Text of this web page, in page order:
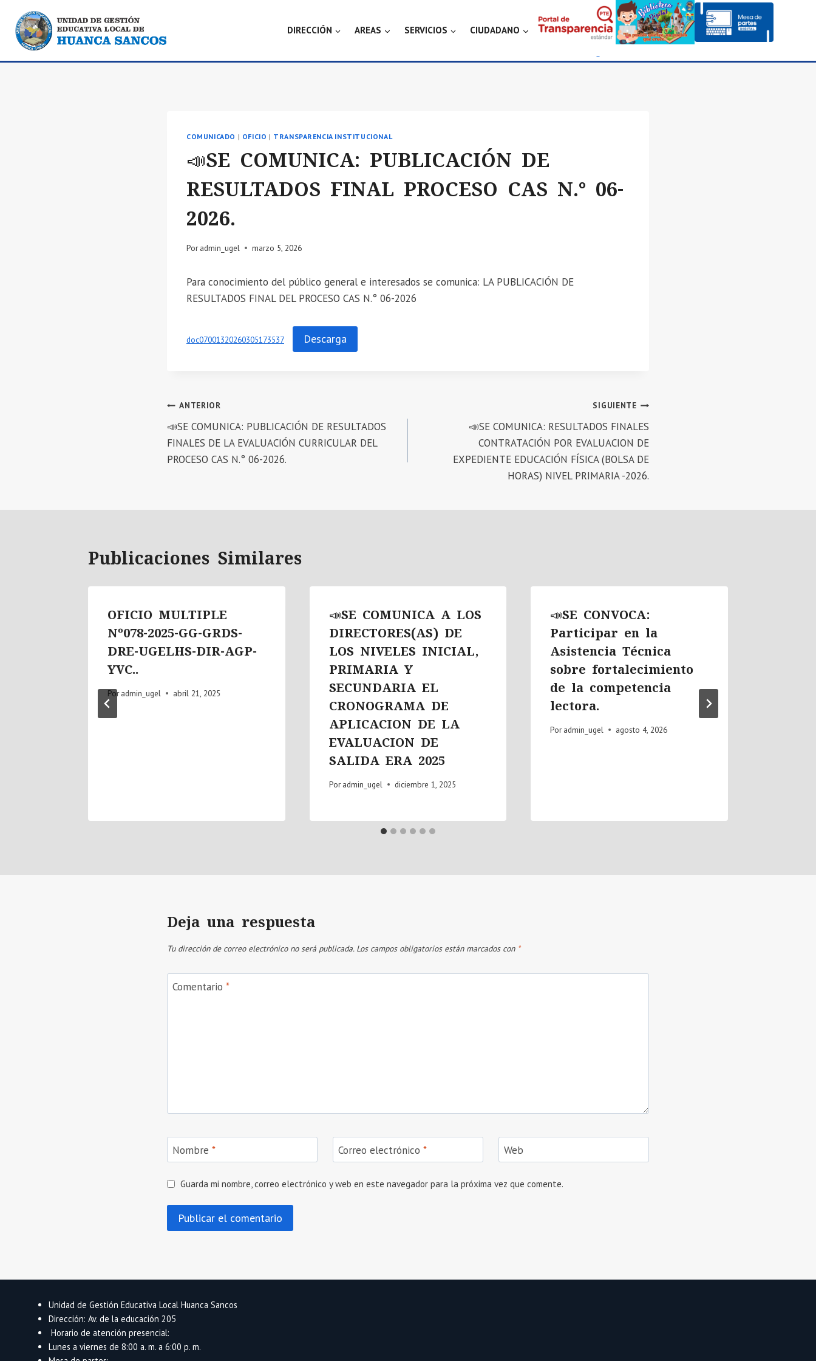
contenido
DIRECCIÓN AREAS SERVICIOS CIUDADANO
COMUNICADO | OFICIO | TRANSPARENCIA INSTITUCIONAL
📣SE COMUNICA: PUBLICACIÓN DE
RESULTADOS FINAL PROCESO CAS N.° 06-
2026.
Por admin_ugel marzo 5, 2026
Para conocimiento del público general e interesados se comunica: LA PUBLICACIÓN DE
RESULTADOS FINAL DEL PROCESO CAS N.° 06-2026
doc07001320260305173537 Descarga
Navegación
de
entradas
ANTERIOR
📣SE COMUNICA: PUBLICACIÓN DE RESULTADOS
FINALES DE LA EVALUACIÓN CURRICULAR DEL
PROCESO CAS N.° 06-2026.
SIGUIENTE
📣SE COMUNICA: RESULTADOS FINALES
CONTRATACIÓN POR EVALUACION DE
EXPEDIENTE EDUCACIÓN FÍSICA (BOLSA DE
HORAS) NIVEL PRIMARIA -2026.
Publicaciones Similares
OFICIO MULTIPLE
Nº078-2025-GG-GRDS-
DRE-UGELHS-DIR-AGP-
YVC..
Por admin_ugel abril 21, 2025
📣SE COMUNICA A LOS
DIRECTORES(AS) DE
LOS NIVELES INICIAL,
PRIMARIA Y
SECUNDARIA EL
CRONOGRAMA DE
APLICACION DE LA
EVALUACION DE
SALIDA ERA 2025
Por admin_ugel diciembre 1, 2025
📣SE CONVOCA:
Participar en la
Asistencia Técnica
sobre fortalecimiento
de la competencia
lectora.
Por admin_ugel agosto 4, 2026
Deja una respuesta
Tu dirección de correo electrónico no será publicada. Los campos obligatorios están marcados con *
Comentario *
Nombre * Correo electrónico * Web
Guarda mi nombre, correo electrónico y web en este navegador para la próxima vez que comente.
Unidad de Gestión Educativa Local Huanca Sancos
Dirección: Av. de la educación 205
Horario de atención presencial:
Lunes a viernes de 8:00 a. m. a 6:00 p. m.